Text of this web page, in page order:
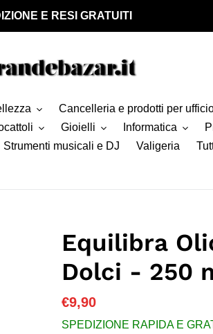
E RESI GRATUITI
Cancelleria e prodotti per
Gioielli Informatica
Strumenti musicali e DJ Valigeria
Equilibra
Dolci - 250
Prezzo
di
€9,90
SPEDIZIONE RAPIDA E